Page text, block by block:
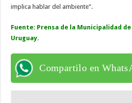
implica hablar del ambiente”.
Fuente: Prensa de la Municipalidad
Uruguay.
Compartilo en